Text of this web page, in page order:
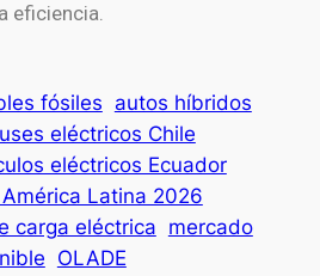
eficiencia.
fósiles
autos híbridos
eléctricos Chile
eléctricos Ecuador
Latina 2026
carga eléctrica mercado
OLADE